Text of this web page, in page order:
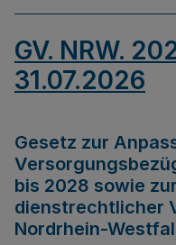
GV. NRW.
31.07.2026
Gesetz zur
bis 2028 sowie
dienstrechtlicher
Nordrhein-